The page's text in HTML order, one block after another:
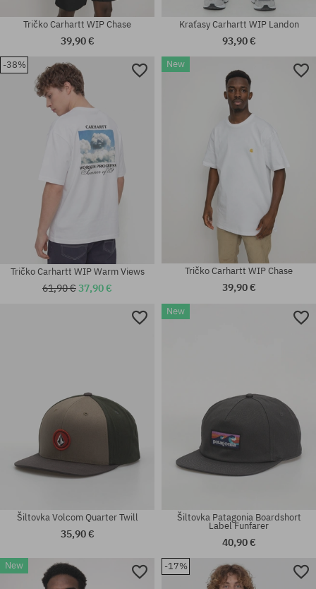
Dostupné veľkosti:
S; M; L; XL; XXL
Dostupné veľkosti:
Tričko Carhartt WIP Chase
39,90 €
Kraťasy Carhartt WIP Landon
93,90 €
-38%
Dostupné veľkosti:
Tričko Carhartt WIP Warm Views
61,90 €37,90 €
New
Dostupné veľkosti:
Tričko Carhartt WIP Chase
39,90 €
Šiltovka Volcom Quarter Twill
35,90 €
New
Šiltovka Patagonia Boardshort
Label Funfarer
40,90 €
New -17%